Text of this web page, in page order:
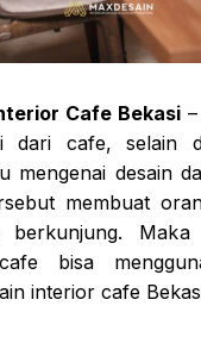
Cafe Bekasi
dari cafe, selain
mengenai desain
membuat
berkunjung.
bisa
interior cafe